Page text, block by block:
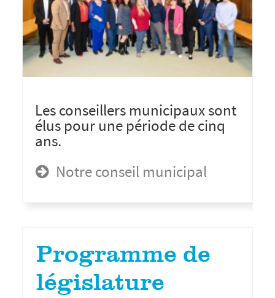
Les conseillers municipaux sont
élus pour une période de cinq
ans.
Notre conseil municipal
Programme de
législature